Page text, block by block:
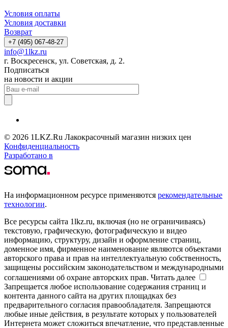
Условия оплаты
Условия доставки
Возврат
+7 (495) 067-48-27
info@1lkz.ru
г. Воскресенск, ул. Советская, д. 2.
Подписаться
на новости и акции
© 2026 1LKZ.Ru Лакокрасочный магазин низких цен
Конфиденциальность
Разработано в
На информационном ресурсе применяются рекомендательные
технологии.
Все ресурсы сайта 1lkz.ru, включая (но не ограничиваясь)
текстовую, графическую, фотографическую и видео
информацию, структуру, дизайн и оформление страниц,
доменное имя, фирменное наименование являются объектами
авторского права и прав на интеллектуальную собственность,
защищены российским законодательством и международными
соглашениями об охране авторских прав. Читать далее
Запрещается любое использование содержания страниц и
контента данного сайта на других площадках без
предварительного согласия правообладателя. Запрещаются
любые иные действия, в результате которых у пользователей
Интернета может сложиться впечатление, что представленные